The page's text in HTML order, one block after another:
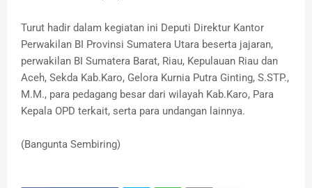
Turut hadir dalam kegiatan ini Deputi Direktur Kantor
Perwakilan BI Provinsi Sumatera Utara beserta jajaran,
perwakilan BI Sumatera Barat, Riau, Kepulauan Riau dan
Aceh, Sekda Kab.Karo, Gelora Kurnia Putra Ginting, S.STP.,
M.M., para pedagang besar dari wilayah Kab.Karo, Para
Kepala OPD terkait, serta para undangan lainnya.
(Bangunta Sembiring)